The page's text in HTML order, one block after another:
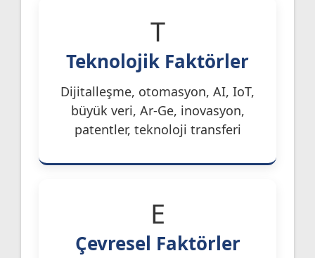
T
Teknolojik Faktörler
Dijitalleşme, otomasyon, AI, IoT,
büyük veri, Ar-Ge, inovasyon,
patentler, teknoloji transferi
E
Çevresel Faktörler